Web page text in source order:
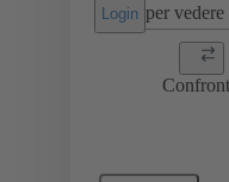
Login per